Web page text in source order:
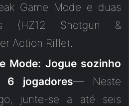
Game Mode e duas
(HZ12 Shotgun &
Action Rifle).
Mode: Jogue sozinho
jogadores— Neste
junte-se a até seis